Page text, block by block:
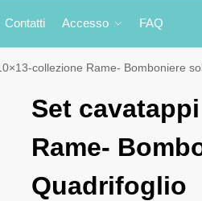
Contatti Accesso FAQ
collezione Rame- Bomboniere
Set
Rame-
Quadrifoglio